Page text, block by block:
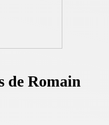
de Romain